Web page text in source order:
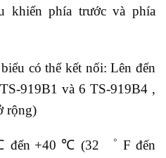
khiển phía trước và phía
có thể kết nối: Lên đến
919B1 và 6 TS-919B4 ,
rộng)
đến +40 ℃ (32 ゜ F đến